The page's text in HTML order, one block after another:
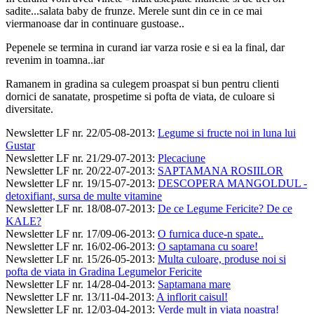
sadite...salata baby de frunze. Merele sunt din ce in ce mai
viermanoase dar in continuare gustoase..
Pepenele se termina in curand iar varza rosie e si ea la final, dar
revenim in toamna..iar
Ramanem in gradina sa culegem proaspat si bun pentru clienti
dornici de sanatate, prospetime si pofta de viata, de culoare si
diversitate.
Newsletter LF nr. 22/05-08-2013: Legume si fructe noi in luna lui
Gustar
Newsletter LF nr. 21/29-07-2013: Plecaciune
Newsletter LF nr. 20/22-07-2013: SAPTAMANA ROSIILOR
Newsletter LF nr. 19/15-07-2013: DESCOPERA MANGOLDUL -
detoxifiant, sursa de multe vitamine
Newsletter LF nr. 18/08-07-2013: De ce Legume Fericite? De ce
KALE?
Newsletter LF nr. 17/09-06-2013: O furnica duce-n spate..
Newsletter LF nr. 16/02-06-2013: O saptamana cu soare!
Newsletter LF nr. 15/26-05-2013: Multa culoare, produse noi si
pofta de viata in Gradina Legumelor Fericite
Newsletter LF nr. 14/28-04-2013: Saptamana mare
Newsletter LF nr. 13/11-04-2013: A inflorit caisul!
Newsletter LF nr. 12/03-04-2013: Verde mult in viata noastra!